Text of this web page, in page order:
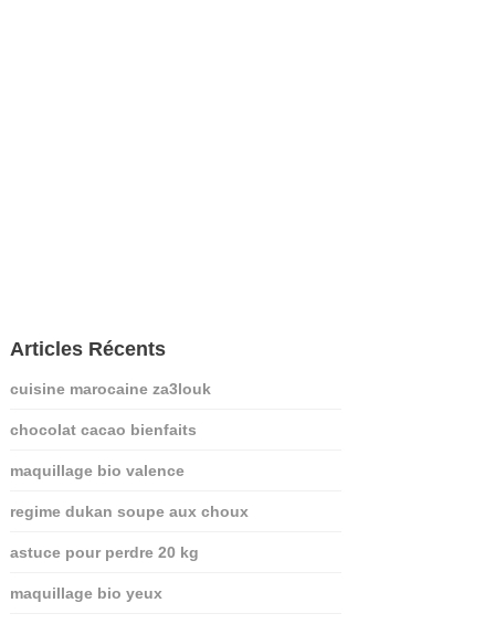
Articles Récents
cuisine marocaine za3louk
chocolat cacao bienfaits
maquillage bio valence
regime dukan soupe aux choux
astuce pour perdre 20 kg
maquillage bio yeux